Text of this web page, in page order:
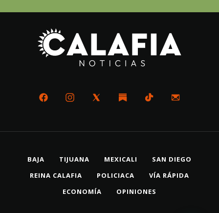
BAJA TIJUANA MEXICALI
SAN DIEGO
REINA CALAFIA
POLICIACA
VÍA RÁPIDA
ECONOMÍA
OPINIONES